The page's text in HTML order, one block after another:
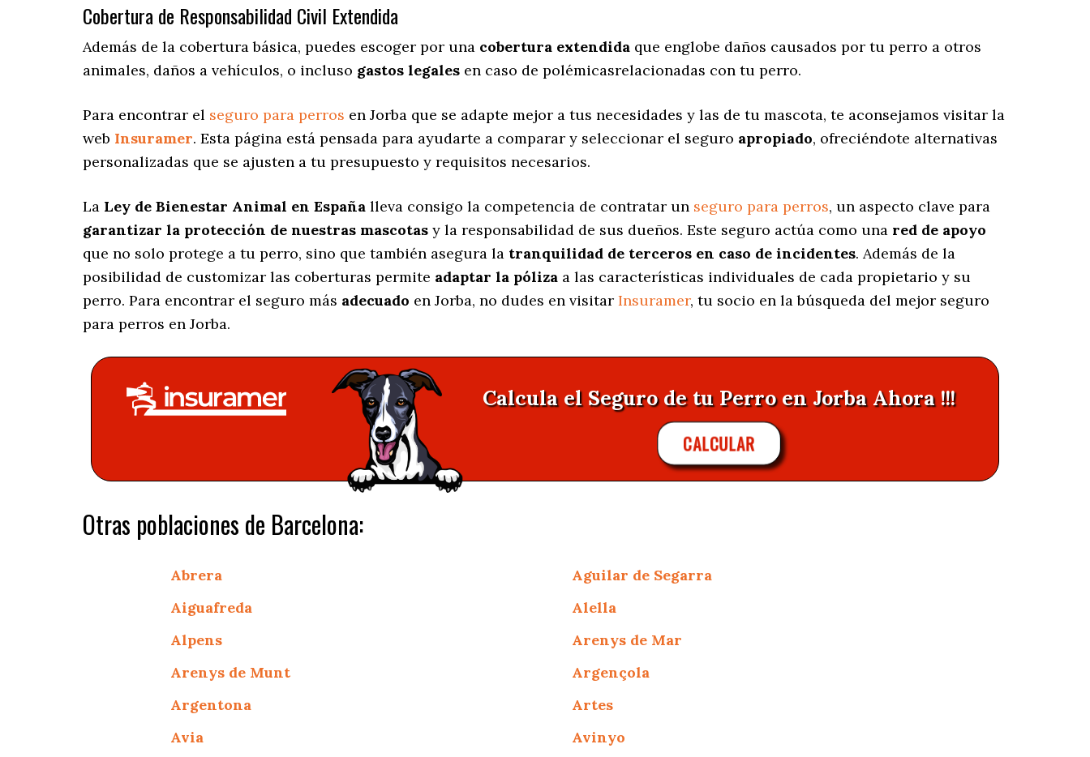
Cobertura de Responsabilidad Civil Extendida
Además de la cobertura básica, puedes escoger por una cobertura extendida que englobe daños causados por tu perro a otros
animales, daños a vehículos, o incluso gastos legales en caso de polémicasrelacionadas con tu perro.
Para encontrar el seguro para perros en Jorba que se adapte mejor a tus necesidades y las de tu mascota, te aconsejamos visitar la
web Insuramer. Esta página está pensada para ayudarte a comparar y seleccionar el seguro apropiado, ofreciéndote alternativas
personalizadas que se ajusten a tu presupuesto y requisitos necesarios.
La Ley de Bienestar Animal en España lleva consigo la competencia de contratar un seguro para perros, un aspecto clave para
garantizar la protección de nuestras mascotas y la responsabilidad de sus dueños. Este seguro actúa como una red de apoyo
que no solo protege a tu perro, sino que también asegura la tranquilidad de terceros en caso de incidentes. Además de la
posibilidad de customizar las coberturas permite adaptar la póliza a las características individuales de cada propietario y su
perro. Para encontrar el seguro más adecuado en Jorba, no dudes en visitar Insuramer, tu socio en la búsqueda del mejor seguro
para perros en Jorba.
Calcula el Seguro de tu Perro en Jorba Ahora !!!
CALCULAR
Otras poblaciones de Barcelona:
Abrera
Aguilar de Segarra
Aiguafreda
Alella
Alpens
Arenys de Mar
Arenys de Munt
Argençola
Argentona
Artes
Avia
Avinyo